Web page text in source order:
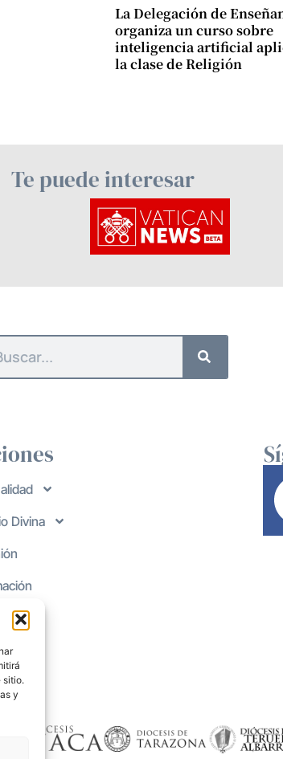
sitio.
y
La Delegación de
organiza un curso sobre
inteligencia artificial
la clase de Religión
Te puede interesar
Divina